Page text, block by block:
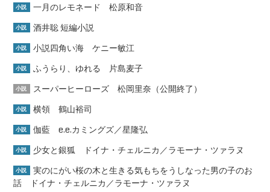
小説 一月のレモネード 松原和音
小説 酒井聡 短編小説
小説 小説四角い海 ケニー敏江
小説 ふうらり、ゆれる 片島麦子
小説 スーパーヒーローズ 松岡里奈（公開終了）
小説 横領 鶴山裕司
小説 伽藍 e.e.カミングズ／星隆弘
小説 少女と銀狐 ドイナ・チェルニカ／ラモーナ・ツァラヌ
小説
実のにがい桜の木と生きる気もちをうしなった男の子のお
話 ドイナ・チェルニカ／ラモーナ・ツァラヌ